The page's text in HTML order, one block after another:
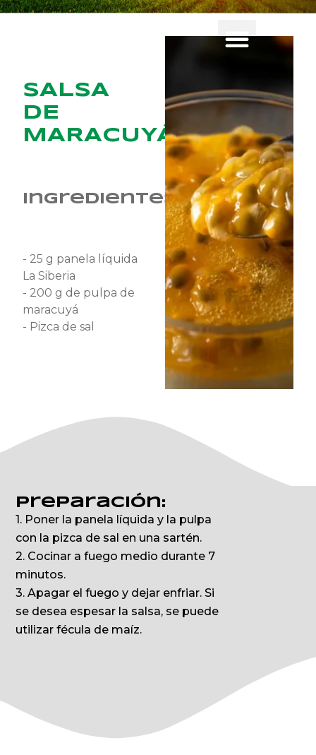
SALSA
DE
MARACUYÁ
Ingredientes
- 25 g panela líquida
La Siberia
- 200 g de pulpa de
maracuyá
- Pizca de sal
Preparación:
1. Poner la panela líquida y la pulpa
con la pizca de sal en una sartén.
2. Cocinar a fuego medio durante 7
minutos.
3. Apagar el fuego y dejar enfriar. Si
se desea espesar la salsa, se puede
utilizar fécula de maíz.